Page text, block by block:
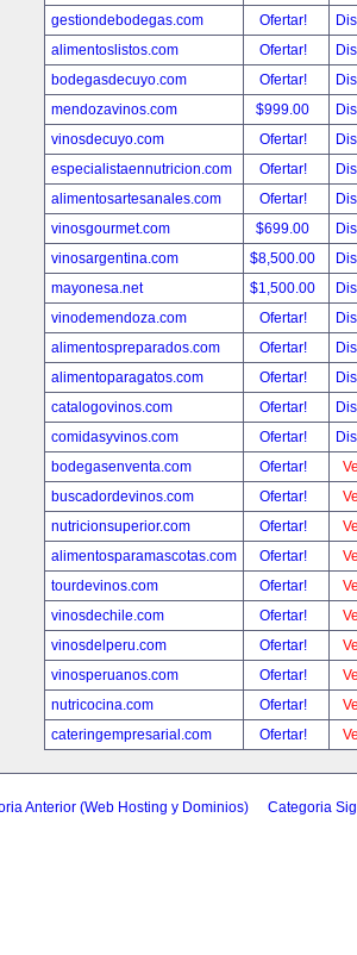
gestiondebodegas.com
Ofertar!
alimentoslistos.com
Ofertar!
bodegasdecuyo.com
Ofertar!
mendozavinos.com
$999.00
vinosdecuyo.com
Ofertar!
especialistaennutricion.com
Ofertar!
alimentosartesanales.com
Ofertar!
vinosgourmet.com
$699.00
vinosargentina.com
$8,500.00
mayonesa.net
$1,500.00
vinodemendoza.com
Ofertar!
alimentospreparados.com
Ofertar!
alimentoparagatos.com
Ofertar!
catalogovinos.com
Ofertar!
comidasyvinos.com
Ofertar!
bodegasenventa.com
Ofertar!
buscadordevinos.com
Ofertar!
nutricionsuperior.com
Ofertar!
alimentosparamascotas.com
Ofertar!
tourdevinos.com
Ofertar!
vinosdechile.com
Ofertar!
vinosdelperu.com
Ofertar!
vinosperuanos.com
Ofertar!
nutricocina.com
Ofertar!
cateringempresarial.com
Ofertar!
Anterior (Web Hosting y Dominios) Categoria